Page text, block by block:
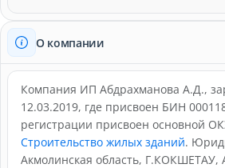
О компании
Компания ИП Абдрахманова А.Д.,
12.03.2019, где присвоен БИН
регистрации присвоен основной
Строительство жилых зданий.
Акмолинская область,